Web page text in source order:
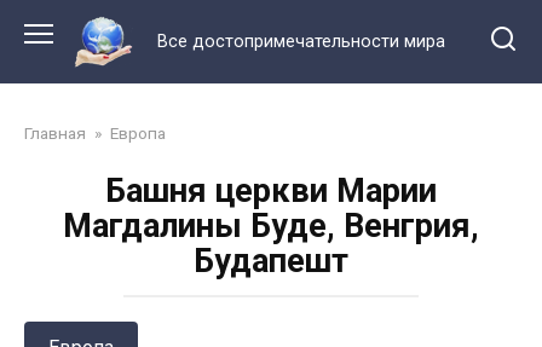
контенту
Все достопримечательности мира
Главная » Европа
Башня церкви Марии
Магдалины Буде, Венгрия,
Будапешт